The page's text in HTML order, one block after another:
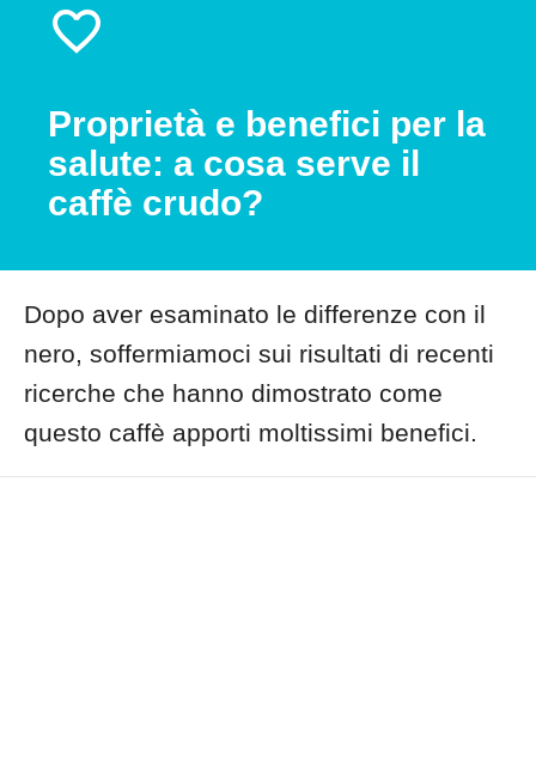
Proprietà e benefici per la
salute: a cosa serve il
caffè crudo?
Dopo aver esaminato le differenze con il
nero, soffermiamoci sui risultati di recenti
ricerche che hanno dimostrato come
questo caffè apporti moltissimi benefici.